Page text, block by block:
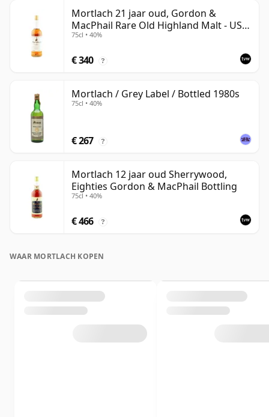
Mortlach 21 jaar oud, Gordon &
MacPhail Rare Old Highland Malt - US
Import
75cl • 40%
€ 340 ?
Mortlach / Grey Label / Bottled 1980s
75cl • 40%
€ 267 ?
Mortlach 12 jaar oud Sherrywood,
Eighties Gordon & MacPhail Bottling
75cl • 40%
€ 466 ?
WAAR MORTLACH KOPEN